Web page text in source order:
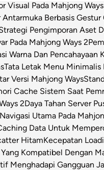
Visual Pada Mahjong
Berbasis
Pengimporan Aset
Pada Mahjong Ways 2
Warna Dan Pencahayaan
Tata Letak Menu Minimalis
Versi Mahjong Ways
Cache Sistem Saat
2Daya Tahan Server
Utama Pada
Data Untuk
HitamKecepatan
Kompatibel Dengan
Menghadapi Gangguan